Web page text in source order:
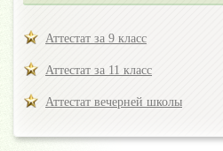
Аттестат за 9 класс
Аттестат за 11 класс
Аттестат вечерней школы